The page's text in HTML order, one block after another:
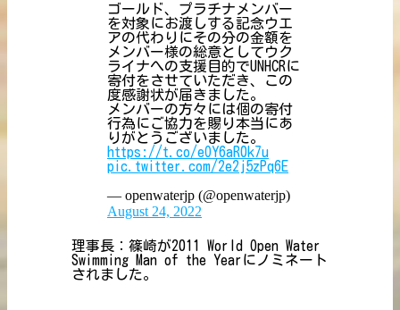
ゴールド、プラチナメンバー
を対象にお渡しする記念ウエ
アの代わりにその分の金額を
メンバー様の総意としてウク
ライナへの支援目的でUNHCRに
寄付をさせていただき、この
度感謝状が届きました。
メンバーの方々には個の寄付
行為にご協力を賜り本当にあ
りがとうございました。
https://t.co/eOY6aR0k7u
pic.twitter.com/2e2j5zPq6E
— openwaterjp (@openwaterjp)
August 24, 2022
理事長：篠崎が2011 World Open Water
Swimming Man of the Yearにノミネート
されました。